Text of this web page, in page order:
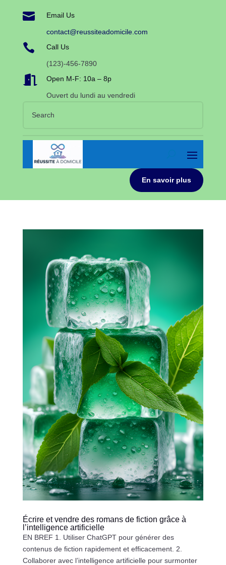
 Email Us
contact@reussiteadomicile.com
 Call Us
(123)-456-7890
 Open M-F: 10a – 8p
Ouvert du lundi au vendredi
En savoir plus
Écrire et vendre des romans de fiction grâce à
l’intelligence artificielle
EN BREF 1. Utiliser ChatGPT pour générer des
contenus de fiction rapidement et efficacement. 2.
Collaborer avec l’intelligence artificielle pour surmonter